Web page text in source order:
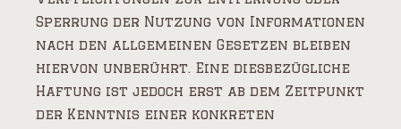
Sperrung der Nutzung von Informationen
nach den allgemeinen Gesetzen bleiben
hiervon unberührt. Eine diesbezügliche
Haftung ist jedoch erst ab dem Zeitpunkt
der Kenntnis einer konkreten